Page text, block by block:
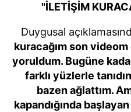
"İLETİŞİM
Duygusal
kuracağım son
yoruldum. Bugüne
farklı yüzlerle
bazen ağlattım.
kapandığında